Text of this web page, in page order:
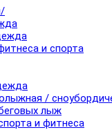
и спорта
/
лыж
и фитнеса